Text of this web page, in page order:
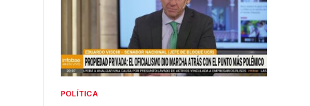
POLÍTICA